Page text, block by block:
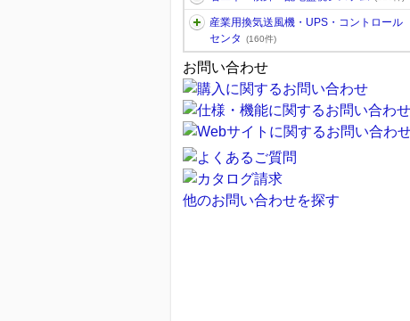
産業用換気送風機・UPS・コントロール
センタ
(160件)
お問い合わせ
他のお問い合わせを探す